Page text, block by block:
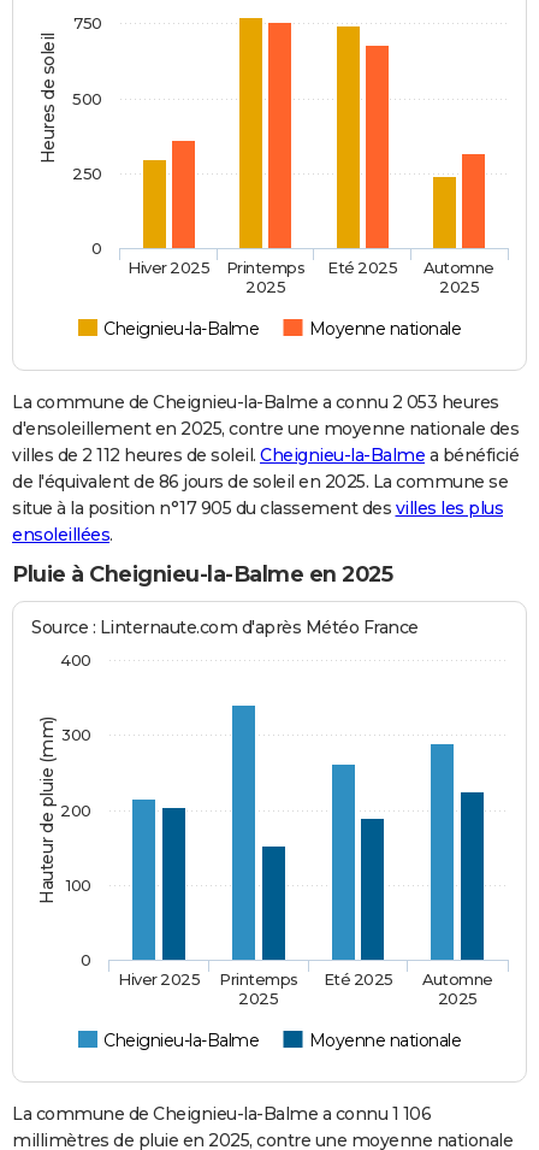
Heures de soleil
Cheignieu-la-Balme Moyenne nationale
Hiver 2025
Printemps
2025
Eté 2025
Automne
2025
0
250
500
750
La commune de Cheignieu-la-Balme a connu 2 053 heures
d'ensoleillement en 2025, contre une moyenne nationale des
villes de 2 112 heures de soleil. Cheignieu-la-Balme a bénéficié
de l'équivalent de 86 jours de soleil en 2025. La commune se
situe à la position n°17 905 du classement des villes les plus
ensoleillées.
Pluie à Cheignieu-la-Balme en 2025
Hauteur de pluie (mm)
Source : Linternaute.com d'après Météo France
Cheignieu-la-Balme Moyenne nationale
Hiver 2025
Printemps
2025
Eté 2025
Automne
2025
0
100
200
300
400
La commune de Cheignieu-la-Balme a connu 1 106
millimètres de pluie en 2025, contre une moyenne nationale